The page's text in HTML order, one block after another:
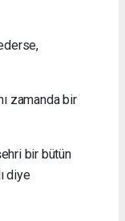
zamanda bir
bir bütün
diye